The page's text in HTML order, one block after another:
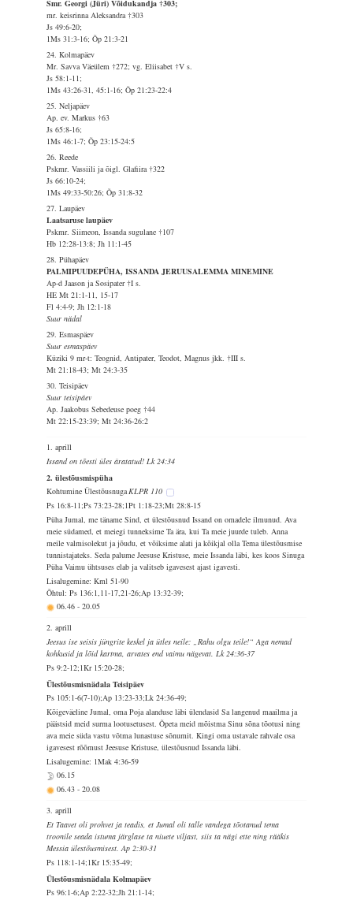
Smr. Georgi (Jüri) Võidukandja †303;
mr. keisrinna Aleksandra †303
Js 49:6-20;
1Ms 31:3-16; Õp 21:3-21
24. Kolmapäev
Mr. Savva Väeülem †272; vg. Eliisabet †V s.
Js 58:1-11;
1Ms 43:26-31, 45:1-16; Õp 21:23-22:4
25. Neljapäev
Ap. ev. Markus †63
Js 65:8-16;
1Ms 46:1-7; Õp 23:15-24:5
26. Reede
Pskmr. Vassiili ja õigl. Glafiira †322
Js 66:10-24;
1Ms 49:33-50:26; Õp 31:8-32
27. Laupäev
Laatsaruse laupäev
Pskmr. Siimeon, Issanda sugulane †107
Hb 12:28-13:8; Jh 11:1-45
28. Pühapäev
PALMIPUUDEPÜHA, ISSANDA JERUUSALEMMA MINEMINE
Ap-d Jaason ja Sosipater †I s.
HE Mt 21:1-11, 15-17
Fl 4:4-9; Jh 12:1-18
Suur nädal
29. Esmaspäev
Suur esmaspäev
Küziki 9 mr-t: Teognid, Antipater, Teodot, Magnus jkk. †III s.
Mt 21:18-43; Mt 24:3-35
30. Teisipäev
Suur teisipäev
Ap. Jaakobus Sebedeuse poeg †44
Mt 22:15-23:39; Mt 24:36-26:2
1. aprill
Issand on tõesti üles äratatud! Lk 24:34
2. ülestõusmispüha
Kohtumine ÜlestõusnugaKLPR 110
Ps 16:8-11;Ps 73:23-28;1Pt 1:18-23;Mt 28:8-15
Püha Jumal, me täname Sind, et ülestõusnud Issand on omadele ilmunud. Ava
meie südamed, et meiegi tunneksime Ta ära, kui Ta meie juurde tuleb. Anna
meile valmisolekut ja jõudu, et võiksime alati ja kõikjal olla Tema ülestõusmise
tunnistajateks. Seda palume Jeesuse Kristuse, meie Issanda läbi, kes koos Sinuga
Püha Vaimu ühtsuses elab ja valitseb igavesest ajast igavesti.
Lisalugemine: Kml 51-90
Õhtul: Ps 136:1,11-17,21-26;Ap 13:32-39;
06.46-20.05
2. aprill
Jeesus ise seisis jüngrite keskel ja ütles neile: „Rahu olgu teile!“ Aga nemad
kohkusid ja lõid kartma, arvates end vaimu nägevat. Lk 24:36-37
Ps 9:2-12;1Kr 15:20-28;
Ülestõusmisnädala Teisipäev
Ps 105:1-6(7-10);Ap 13:23-33;Lk 24:36-49;
Kõigeväeline Jumal, oma Poja alanduse läbi ülendasid Sa langenud maailma ja
päästsid meid surma lootusetusest. Õpeta meid mõistma Sinu sõna tõotusi ning
ava meie süda vastu võtma lunastuse sõnumit. Kingi oma ustavale rahvale osa
igavesest rõõmust Jeesuse Kristuse, ülestõusnud Issanda läbi.
Lisalugemine: 1Mak 4:36-59
06.15
06.43-20.08
3. aprill
Et Taavet oli prohvet ja teadis, et Jumal oli talle vandega tõotanud tema
troonile seada istuma järglase ta niuete viljast, siis ta nägi ette ning rääkis
Messia ülestõusmisest. Ap 2:30-31
Ps 118:1-14;1Kr 15:35-49;
Ülestõusmisnädala Kolmapäev
Ps 96:1-6;Ap 2:22-32;Jh 21:1-14;